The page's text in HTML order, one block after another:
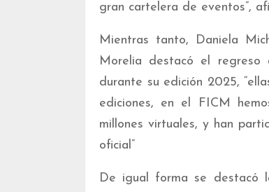
gran cartelera de eventos”,
Mientras tanto, Daniela
Morelia destacó el
durante su edición 2025,
ediciones, en el FICM
millones virtuales, y han
oficial”
De igual forma se destacó